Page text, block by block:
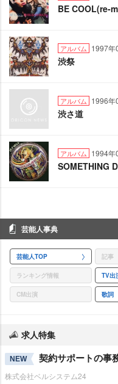
BE COOL(re-
アルバム 1997年
渋祭
アルバム 1996年
渋さ道
アルバム 1994年
SOMETHING
芸能人事典
芸能人TOP 記事
ランキング情報 TV出
CM出演 歌詞
求人特集
NEW 契約サポートの事
株式会社ベルシステム24